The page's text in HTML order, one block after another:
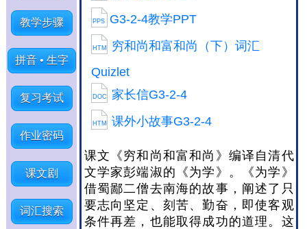
教学步骤
拼音 • 生字
复习考试
作业密码
课文剧
词汇搜索
PPS G3-2-4教学PPT
HTM
穷和尚和富和尚（下）词汇
Quizlet
DOC 家长信G3-2-4
HTM 课外小故事G3-2-4
课文《穷和尚和富和尚》编译自清代
文学家彭端淑的《为学》。《为学》
借蜀鄙二僧去南海的故事，阐述了只
要志向坚定、刻苦、勤奋，即使客观
条件再差，也能取得成功的道理。这